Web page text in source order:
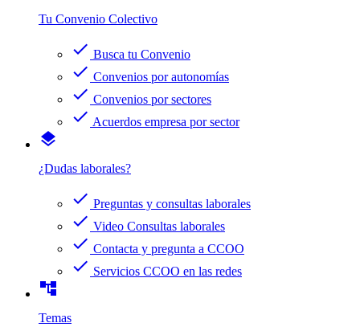
Tu Convenio Colectivo
check Busca tu Convenio
check Convenios por autonomías
check Convenios por sectores
check Acuerdos empresa por sector
layers
¿Dudas laborales?
check Preguntas y consultas laborales
check Video Consultas laborales
check Contacta y pregunta a CCOO
check Servicios CCOO en las redes
account_tree
Temas